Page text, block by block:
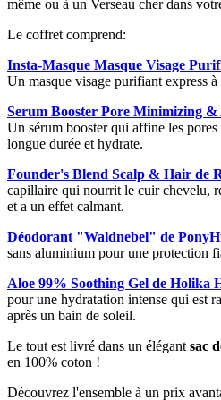
même ou à un Verseau cher dans
Le coffret comprend:
Insta-Masque Masque Visage
Un masque visage purifiant express
Serum Booster Pore Minimizing &
Un sérum booster qui affine les
longue durée et hydrate.
Founder's Blend Scalp & Hair de
capillaire qui nourrit le cuir chevelu,
et a un effet calmant.
Déodorant "Waldnebel" de
sans aluminium pour une protection
Aloe 99% Soothing Gel de Holika
pour une hydratation intense qui est
après un bain de soleil.
Le tout est livré dans un élégantsac
en 100% coton !
Découvrez l'ensemble à un prix